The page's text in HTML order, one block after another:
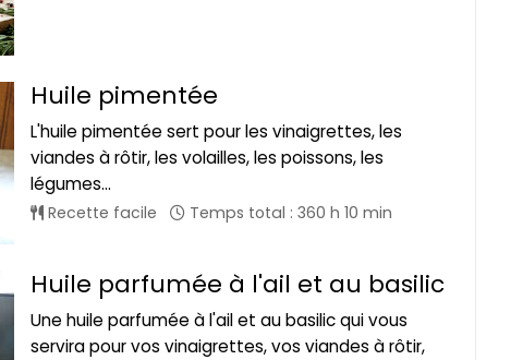
Huile pimentée
L'huile pimentée sert pour les vinaigrettes, les
viandes à rôtir, les volailles, les poissons, les
légumes...
Recette facile Temps total : 360 h 10 min
Huile parfumée à l'ail et au basilic
Une huile parfumée à l'ail et au basilic qui vous
servira pour vos vinaigrettes, vos viandes à rôtir,